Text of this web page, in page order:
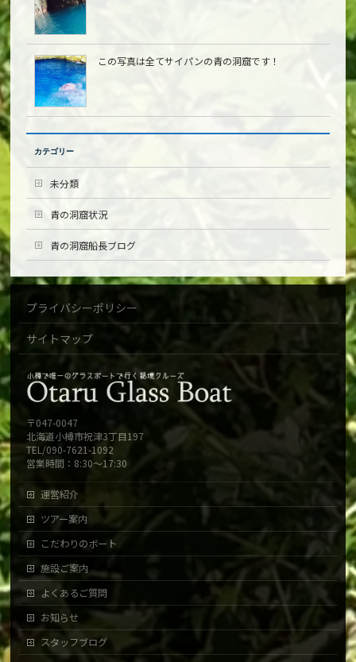
この写真は全てサイパンの青の洞窟です！
カテゴリー
未分類
青の洞窟状況
青の洞窟船長ブログ
プライバシーポリシー
サイトマップ
〒047-0047
北海道小樽市祝津3丁目197
TEL/090-7621-1092
営業時間：8:30～17:30
運営紹介
ツアー案内
こだわりのボート
施設ご案内
よくあるご質問
お知らせ
スタッフブログ